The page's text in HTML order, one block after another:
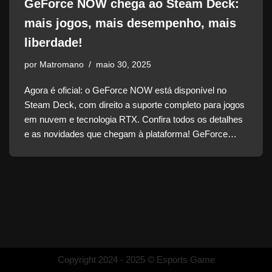
GeForce NOW chega ao Steam Deck:
mais jogos, mais desempenho, mais
liberdade!
por Matromano maio 30, 2025
Agora é oficial: o GeForce NOW está disponível no
Steam Deck, com direito a suporte completo para jogos
em nuvem e tecnologia RTX. Confira todos os detalhes
e as novidades que chegam à plataforma! GeForce…
Copyright 2024 - 2025 © Esports Game